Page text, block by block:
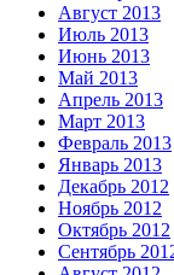
Август 2013
Июль 2013
Июнь 2013
Май 2013
Апрель 2013
Март 2013
Февраль 2013
Январь 2013
Декабрь 2012
Ноябрь 2012
Октябрь 2012
Сентябрь